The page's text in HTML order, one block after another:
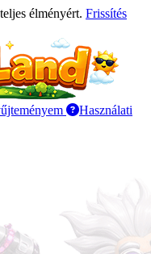
élményért. Frissítés
Használati